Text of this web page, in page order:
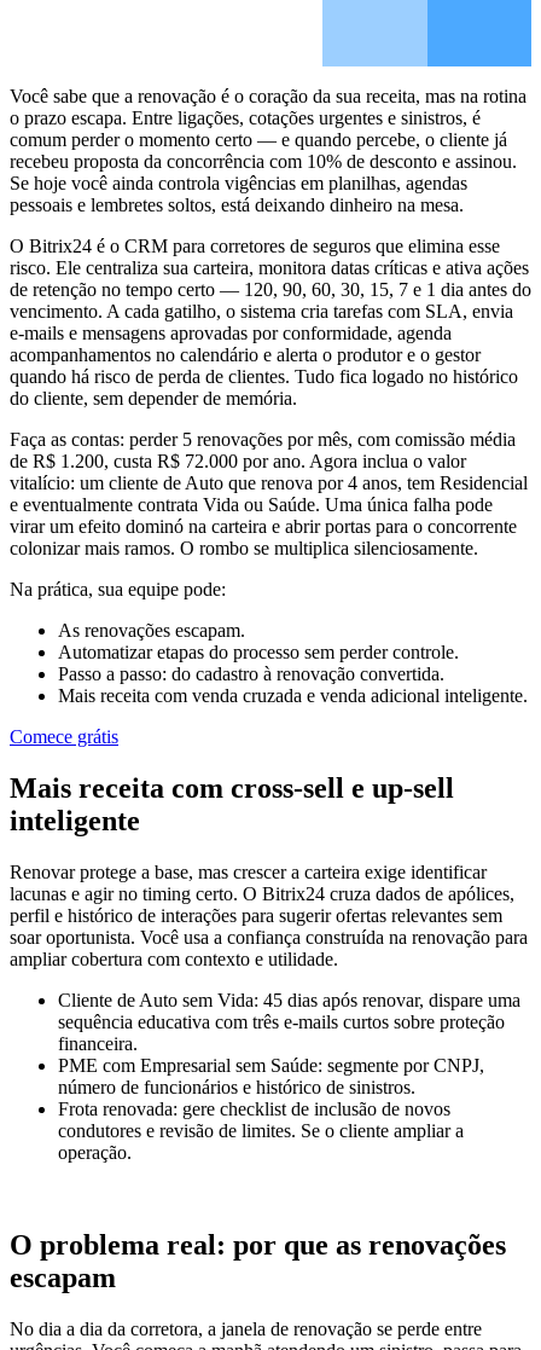
Você sabe que a renovação é o coração da sua receita, mas na rotina
o prazo escapa. Entre ligações, cotações urgentes e sinistros, é
comum perder o momento certo — e quando percebe, o cliente já
recebeu proposta da concorrência com 10% de desconto e assinou.
Se hoje você ainda controla vigências em planilhas, agendas
pessoais e lembretes soltos, está deixando dinheiro na mesa.
O Bitrix24 é o CRM para corretores de seguros que elimina esse
risco. Ele centraliza sua carteira, monitora datas críticas e ativa ações
de retenção no tempo certo — 120, 90, 60, 30, 15, 7 e 1 dia antes do
vencimento. A cada gatilho, o sistema cria tarefas com SLA, envia
e-mails e mensagens aprovadas por conformidade, agenda
acompanhamentos no calendário e alerta o produtor e o gestor
quando há risco de perda de clientes. Tudo fica logado no histórico
do cliente, sem depender de memória.
Faça as contas: perder 5 renovações por mês, com comissão média
de R$ 1.200, custa R$ 72.000 por ano. Agora inclua o valor
vitalício: um cliente de Auto que renova por 4 anos, tem Residencial
e eventualmente contrata Vida ou Saúde. Uma única falha pode
virar um efeito dominó na carteira e abrir portas para o concorrente
colonizar mais ramos. O rombo se multiplica silenciosamente.
Na prática, sua equipe pode:
As renovações escapam.
Automatizar etapas do processo sem perder controle.
Passo a passo: do cadastro à renovação convertida.
Mais receita com venda cruzada e venda adicional inteligente.
Comece grátis
Mais receita com cross-sell e up-sell
inteligente
Renovar protege a base, mas crescer a carteira exige identificar
lacunas e agir no timing certo. O Bitrix24 cruza dados de apólices,
perfil e histórico de interações para sugerir ofertas relevantes sem
soar oportunista. Você usa a confiança construída na renovação para
ampliar cobertura com contexto e utilidade.
Cliente de Auto sem Vida: 45 dias após renovar, dispare uma
sequência educativa com três e-mails curtos sobre proteção
financeira.
PME com Empresarial sem Saúde: segmente por CNPJ,
número de funcionários e histórico de sinistros.
Frota renovada: gere checklist de inclusão de novos
condutores e revisão de limites. Se o cliente ampliar a
operação.
O problema real: por que as renovações
escapam
No dia a dia da corretora, a janela de renovação se perde entre